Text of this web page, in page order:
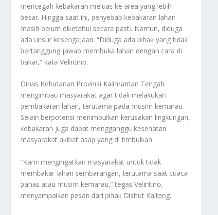
mencegah kebakaran meluas ke area yang lebih
besar. Hingga saat ini, penyebab kebakaran lahan
masih belum diketahui secara pasti. Namun, diduga
ada unsur kesengajaan. “Diduga ada pihak yang tidak
bertanggung jawab membuka lahan dengan cara di
bakar,” kata Velintino.
Dinas Kehutanan Provinsi Kalimantan Tengah
mengimbau masyarakat agar tidak melakukan
pembakaran lahan, terutama pada musim kemarau.
Selain berpotensi menimbulkan kerusakan lingkungan,
kebakaran juga dapat mengganggu kesehatan
masyarakat akibat asap yang di timbulkan.
“Kami mengingatkan masyarakat untuk tidak
membakar lahan sembarangan, terutama saat cuaca
panas atau musim kemarau,” tegas Velintino,
menyampaikan pesan dari pihak Dishut Kalteng.